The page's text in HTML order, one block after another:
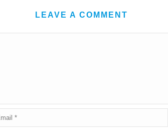
LEAVE A COMMENT